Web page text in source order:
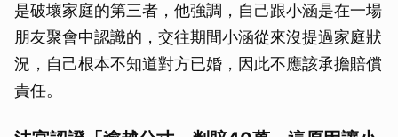
是破壞家庭的第三者，他強調，自己跟小涵是在一場
朋友聚會中認識的，交往期間小涵從來沒提過家庭狀
況，自己根本不知道對方已婚，因此不應該承擔賠償
責任。